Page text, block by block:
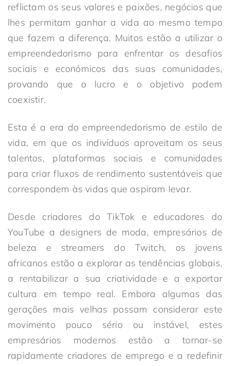
reflictam os seus valores e paixões, negócios que
lhes permitam ganhar a vida ao mesmo tempo
que fazem a diferença. Muitos estão a utilizar o
empreendedorismo para enfrentar os desafios
sociais e económicos das suas comunidades,
provando que o lucro e o objetivo podem
coexistir.
Esta é a era do empreendedorismo de estilo de
vida, em que os indivíduos aproveitam os seus
talentos, plataformas sociais e comunidades
para criar fluxos de rendimento sustentáveis que
correspondem às vidas que aspiram levar.
Desde criadores do TikTok e educadores do
YouTube a designers de moda, empresários de
beleza e streamers do Twitch, os jovens
africanos estão a explorar as tendências globais,
a rentabilizar a sua criatividade e a exportar
cultura em tempo real. Embora algumas das
gerações mais velhas possam considerar este
movimento pouco sério ou instável, estes
empresários modernos estão a tornar-se
rapidamente criadores de emprego e a redefinir